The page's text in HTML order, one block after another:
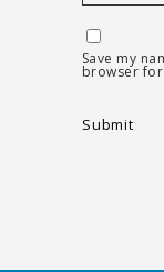
Save my
browser